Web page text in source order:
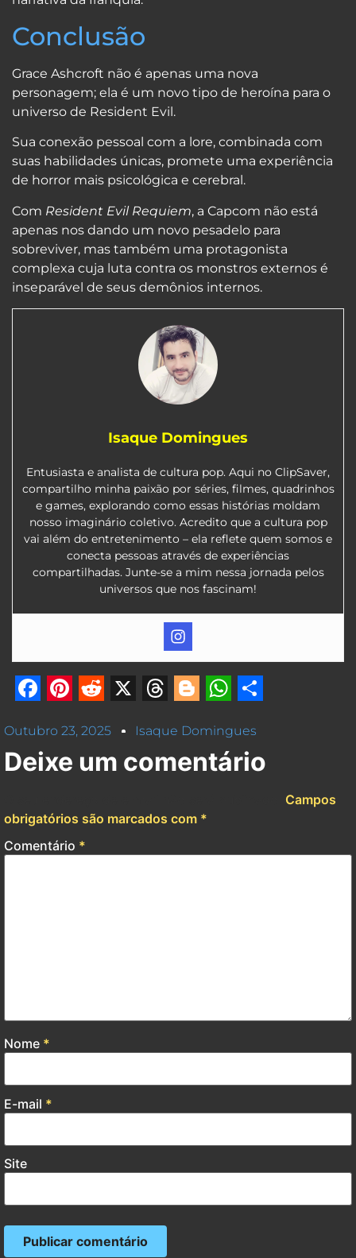
Conclusão
Grace Ashcroft não é apenas uma nova
personagem; ela é um novo tipo de heroína para o
universo de Resident Evil.
Sua conexão pessoal com a lore, combinada com
suas habilidades únicas, promete uma experiência
de horror mais psicológica e cerebral.
Com Resident Evil Requiem, a Capcom não está
apenas nos dando um novo pesadelo para
sobreviver, mas também uma protagonista
complexa cuja luta contra os monstros externos é
inseparável de seus demônios internos.
Isaque Domingues
Entusiasta e analista de cultura pop. Aqui no ClipSaver,
compartilho minha paixão por séries, filmes, quadrinhos
e games, explorando como essas histórias moldam
nosso imaginário coletivo. Acredito que a cultura pop
vai além do entretenimento – ela reflete quem somos e
conecta pessoas através de experiências
compartilhadas. Junte-se a mim nessa jornada pelos
universos que nos fascinam!
Outubro 23, 2025 Isaque Domingues
Deixe um comentário
Campos
obrigatórios são marcados com *
Comentário *
Nome *
E-mail *
Site